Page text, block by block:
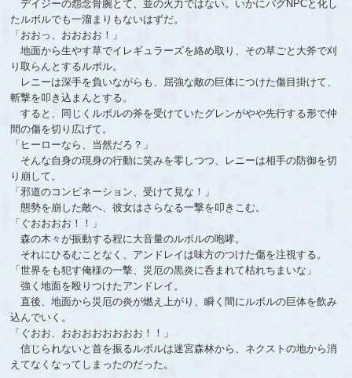
デイジーの怨念骨腕とて、並の火力ではない。いかにバグNPCと化し
たルボルでも一溜まりもないはずだ。
「おおっ、おおおお！」
地面から生やす草でイレギュラーズを絡め取り、その草ごと大斧で刈
り取らんとするルボル。
レニーは深手を負いながらも、屈強な敵の巨体につけた傷目掛けて、
斬撃を叩き込まんとする。
すると、同じくルボルの斧を受けていたグレンがやや先行する形で仲
間の傷を切り広げて。
「ヒーローなら、当然だろ？」
そんな自身の現身の行動に笑みを零しつつ、レニーは相手の防御を切
り崩して。
「邪道のコンビネーション、受けて見な！」
態勢を崩した敵へ、彼女はさらなる一撃を叩きこむ。
「ぐおおおお！！」
森の木々が振動する程に大音量のルボルの咆哮。
それにひるむことなく、アンドレイは味方のつけた傷を注視する。
「世界をも犯す俺様の一撃、災厄の黒炎に呑まれて枯れちまいな」
強く地面を殴りつけたアンドレイ。
直後、地面から災厄の炎が燃え上がり、瞬く間にルボルの巨体を飲み
込んでいく。
「ぐおお、おおおおおおおお！！」
信じられないと首を振るルボルは迷宮森林から、ネクストの地から消
えてなくなってしまったのだった。